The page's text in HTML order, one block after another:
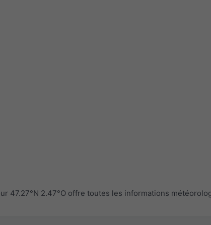
47.27°N 2.47°O offre toutes les informations